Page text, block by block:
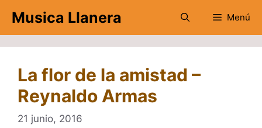
contenido
Musica Llanera Menú
La flor de la amistad –
Reynaldo Armas
21 junio, 2016